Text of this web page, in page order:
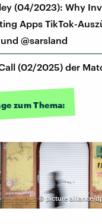
(04/2023): Why
Apps TikTok-
@sarsland
(02/2025) der
zum Thema:
©picture alliance/